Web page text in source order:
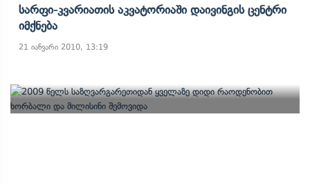
Სარფი-Კვარიათის Აკვატორიაში Დაივინგის Ცენტრი
Იმქნება
21 იანვარი 2010, 13:19